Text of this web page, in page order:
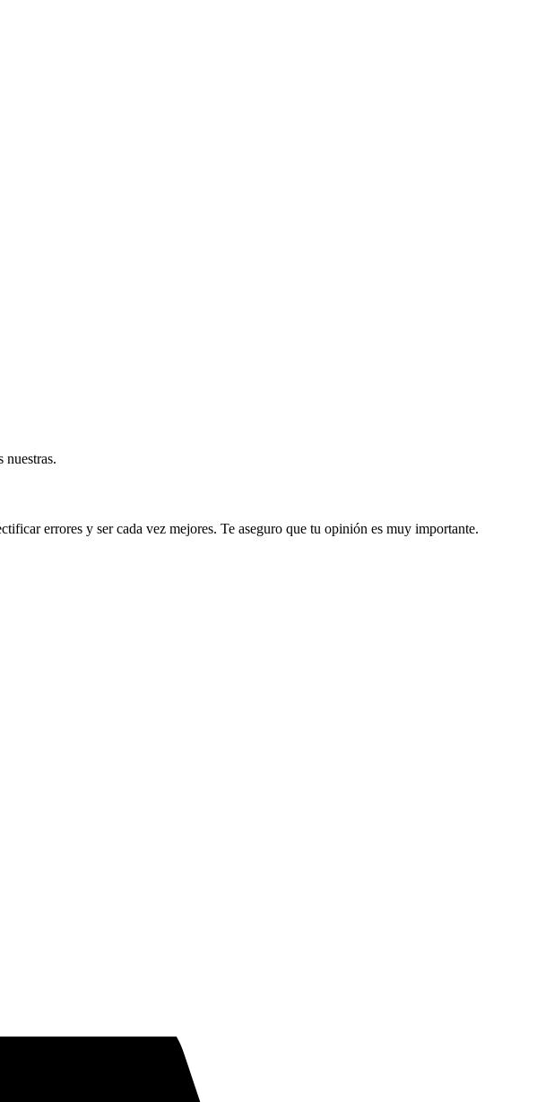
nuestras.
errores y ser cada vez mejores. Te aseguro que tu opinión es muy importante.